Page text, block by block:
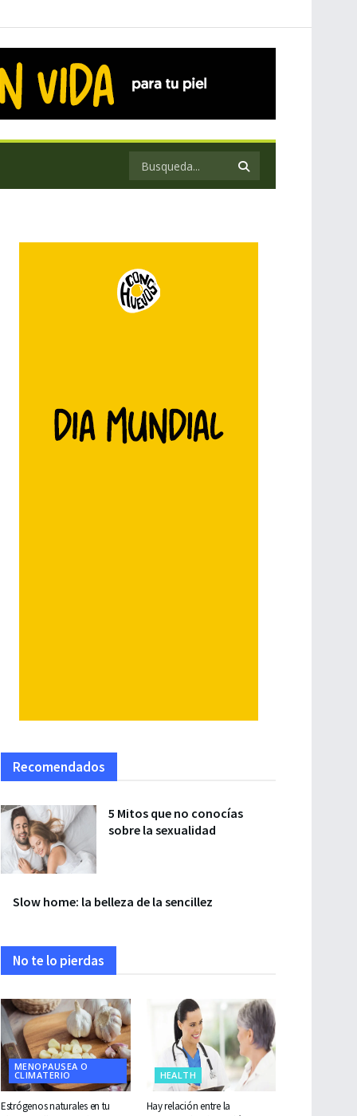
Recomendados
5 Mitos que no conocías
sobre la sexualidad
Slow home: la belleza de la sencillez
No te lo pierdas
MENOPAUSEA O
CLIMATERIO
Estrógenos naturales en tu
HEALTH
Hay relación entre la